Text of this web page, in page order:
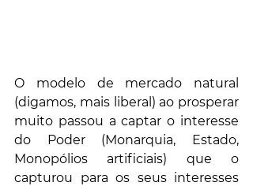
O modelo de mercado natural
(digamos, mais liberal) ao prosperar
muito passou a captar o interesse
do Poder (Monarquia, Estado,
Monopólios artificiais) que o
capturou para os seus interesses